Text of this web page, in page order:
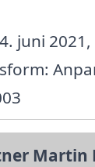
juni 2021,
Martin